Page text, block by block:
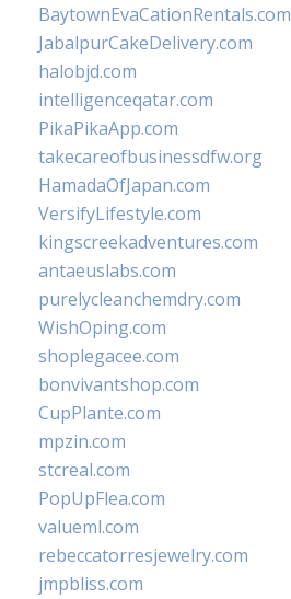
BaytownEvaCationRentals.com
JabalpurCakeDelivery.com
halobjd.com
intelligenceqatar.com
PikaPikaApp.com
takecareofbusinessdfw.org
HamadaOfJapan.com
VersifyLifestyle.com
kingscreekadventures.com
antaeuslabs.com
purelycleanchemdry.com
WishOping.com
shoplegacee.com
bonvivantshop.com
CupPlante.com
mpzin.com
stcreal.com
PopUpFlea.com
valueml.com
rebeccatorresjewelry.com
jmpbliss.com